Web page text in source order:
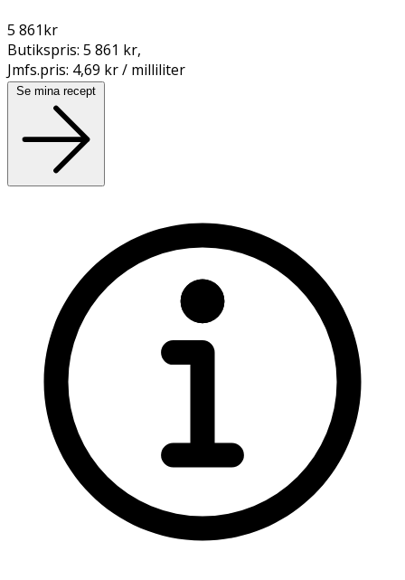
5 861kr
Butikspris: 5 861 kr,
Jmfs.pris: 4,69 kr / milliliter
Se mina recept